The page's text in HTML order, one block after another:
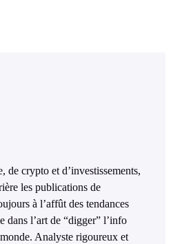
de crypto et d’investissements,
les publications de
à l’affût des tendances
dans l’art de “digger” l’info
Analyste rigoureux et